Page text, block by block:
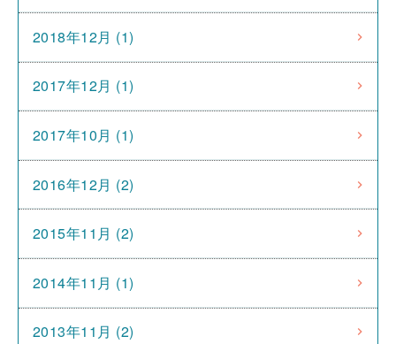
2018年12月 (1)
2017年12月 (1)
2017年10月 (1)
2016年12月 (2)
2015年11月 (2)
2014年11月 (1)
2013年11月 (2)